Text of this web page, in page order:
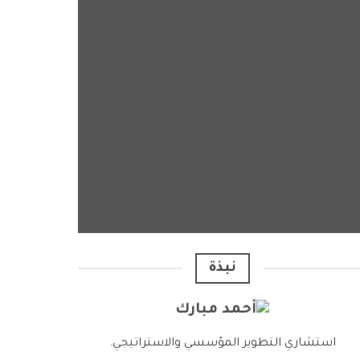
نبذة
استشاري التطوير المؤسسي والاستراتيجي.